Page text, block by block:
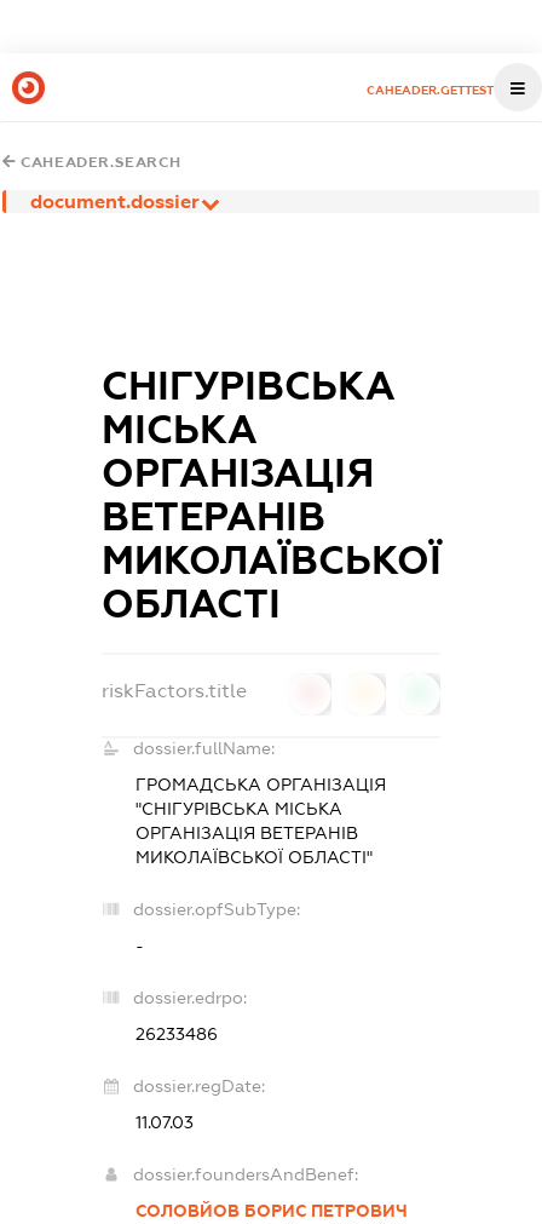
CAHEADER.GETTEST
CAHEADER.SEARCH
document.dossier
СНІГУРІВСЬКА
МІСЬКА
ОРГАНІЗАЦІЯ
ВЕТЕРАНІВ
МИКОЛАЇВСЬКОЇ
ОБЛАСТІ
riskFactors.title
dossier.fullName:
ГРОМАДСЬКА ОРГАНІЗАЦІЯ
"СНІГУРІВСЬКА МІСЬКА
ОРГАНІЗАЦІЯ ВЕТЕРАНІВ
МИКОЛАЇВСЬКОЇ ОБЛАСТІ"
dossier.opfSubType:
-
dossier.edrpo:
26233486
dossier.regDate:
11.07.03
dossier.foundersAndBenef:
СОЛОВЙОВ БОРИС ПЕТРОВИЧ